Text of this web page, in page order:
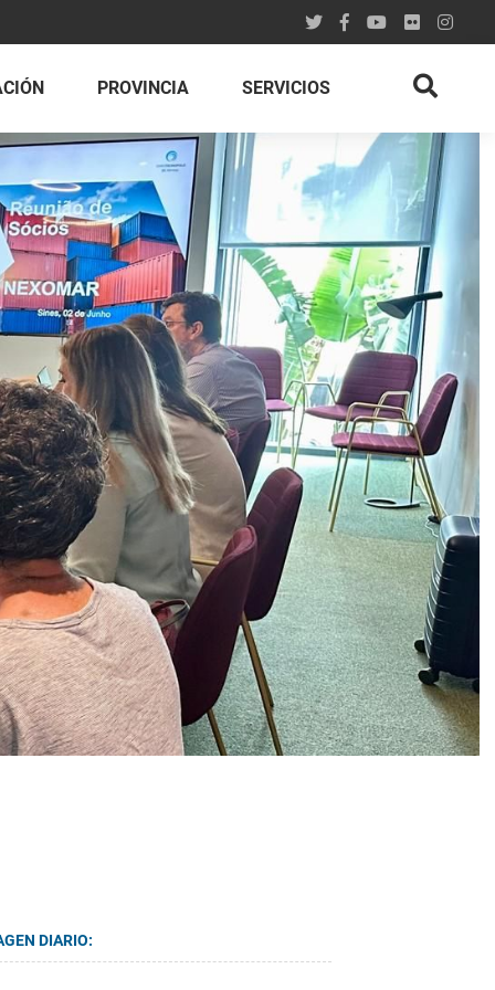
PROVINCIA SERVICIOS
DIARIO: